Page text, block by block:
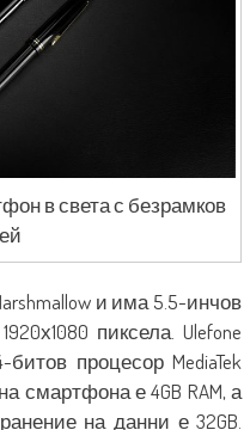
в света с безрамков
и има 5.5-инчов
пиксела. Ulefone
процесор MediaTek
смартфона е 4GB RAM, а
на данни е 32GB.